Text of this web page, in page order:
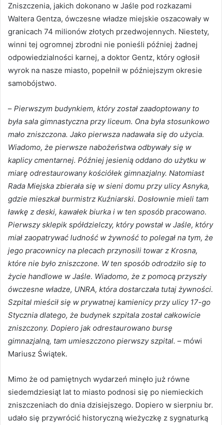
Zniszczenia, jakich dokonano w Jaśle pod rozkazami
Waltera Gentza, ówczesne władze miejskie oszacowały w
granicach 74 milionów złotych przedwojennych. Niestety,
winni tej ogromnej zbrodni nie ponieśli później żadnej
odpowiedzialności karnej, a doktor Gentz, który ogłosił
wyrok na nasze miasto, popełnił w późniejszym okresie
samobójstwo.
– Pierwszym budynkiem, który został zaadoptowany to
była sala gimnastyczna przy liceum. Ona była stosunkowo
mało zniszczona. Jako pierwsza nadawała się do użycia.
Wiadomo, że pierwsze nabożeństwa odbywały się w
kaplicy cmentarnej. Później jesienią oddano do użytku w
miarę odrestaurowany kościółek gimnazjalny. Natomiast
Rada Miejska zbierała się w sieni domu przy ulicy Asnyka,
gdzie mieszkał burmistrz Kuźniarski. Dosłownie mieli tam
ławkę z deski, kawałek biurka i w ten sposób pracowano.
Pierwszy sklepik spółdzielczy, który powstał w Jaśle, który
miał zaopatrywać ludność w żywność to polegał na tym, że
jego pracownicy na plecach przynosili towar z Krosna,
które nie było zniszczone. W ten sposób odrodziło się to
życie handlowe w Jaśle. Wiadomo, że z pomocą przyszły
ówczesne władze, UNRA, która dostarczała tutaj żywności.
Szpital mieścił się w prywatnej kamienicy przy ulicy 17-go
Stycznia dlatego, że budynek szpitala został całkowicie
zniszczony. Dopiero jak odrestaurowano bursę
gimnazjalną, tam umieszczono pierwszy szpital. – mówi
Mariusz Świątek.
Mimo że od pamiętnych wydarzeń minęło już równe
siedemdziesiąt lat to miasto podnosi się po niemieckich
zniszczeniach do dnia dzisiejszego. Dopiero w sierpniu br.
udało się przywrócić historyczną wieżyczkę z sygnaturką